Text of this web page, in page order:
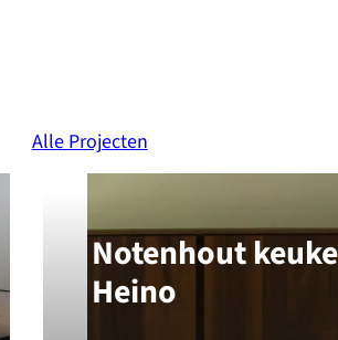
Alle Projecten
Notenhout
Heino